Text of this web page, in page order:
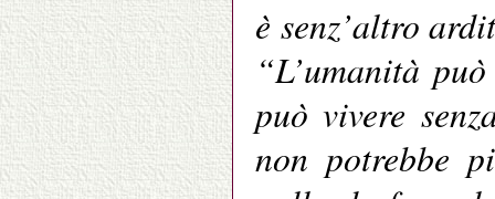
è senz’altro
“L’umanità
può vivere
non potrebbe